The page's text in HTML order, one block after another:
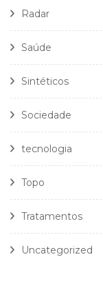
Radar
Saúde
Sintéticos
Sociedade
tecnologia
Topo
Tratamentos
Uncategorized